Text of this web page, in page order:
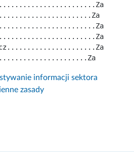
informacji sektora
zasady